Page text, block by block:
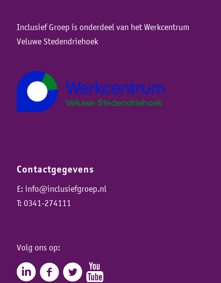
Inclusief Groep is onderdeel van het Werkcentrum
Veluwe Stedendriehoek
Contactgegevens
E: info@inclusiefgroep.nl
T: 0341-274111
Volg ons op: